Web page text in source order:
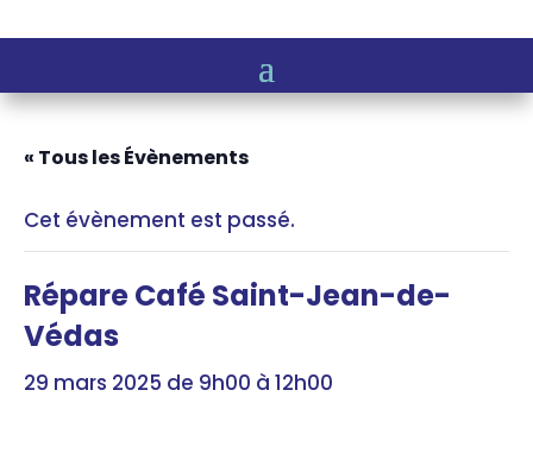
« Tous les Évènements
Cet évènement est passé.
Répare Café Saint-Jean-de-
Védas
29 mars 2025 de 9h00 à 12h00